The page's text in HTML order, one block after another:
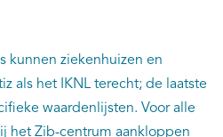
kunnen ziekenhuizen en
als het IKNL terecht; de laatste
waardenlijsten. Voor alle
het Zib-centrum aankloppen